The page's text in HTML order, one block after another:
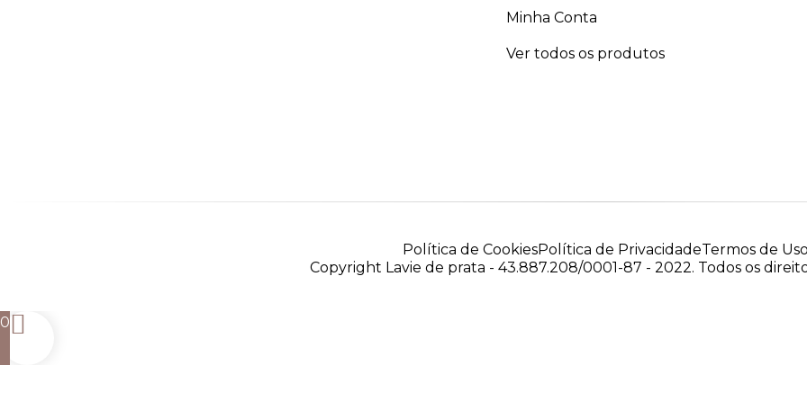
Minha Conta
Ver todos os produtos
Política de CookiesPolítica de PrivacidadeTermos de Uso
Copyright Lavie de prata - 43.887.208/0001-87 - 2022. Todos os
0